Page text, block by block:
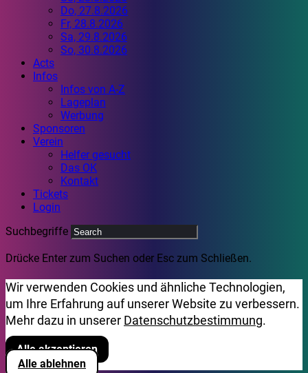
Do, 27.8.2026
Fr, 28.8.2026
Sa, 29.8.2026
So, 30.8.2026
Acts
Infos
Infos von A-Z
Lageplan
Werbung
Sponsoren
Verein
Helfer gesucht
Das OK
Kontakt
Tickets
Login
Suchbegriffe
Drücke Enter zum Suchen oder Esc zum Schließen.
Wir verwenden Cookies und ähnliche Technologien,
um Ihre Erfahrung auf unserer Website zu verbessern.
Mehr dazu in unserer Datenschutzbestimmung.
Alle akzeptieren
Alle ablehnen